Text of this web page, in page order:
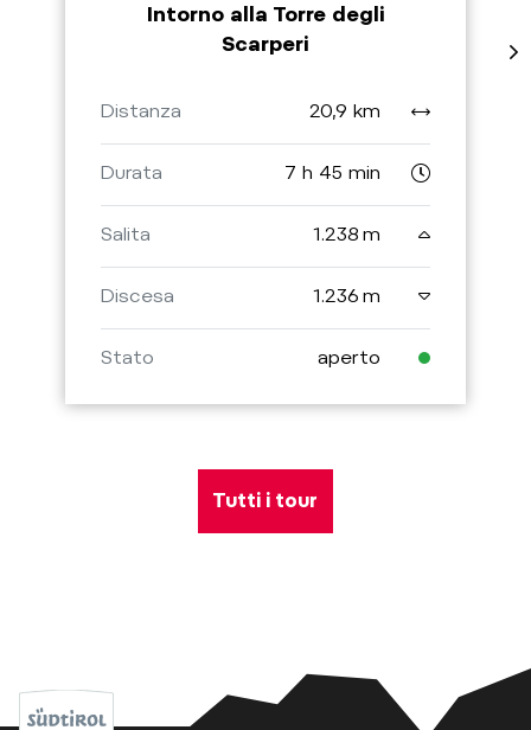
Intorno alla Torre degli
Scarperi
Distanza 20,9 km
Durata 7 h 45 min
Salita 1.238 m
Discesa 1.236 m
Stato aperto
Tutti i tour